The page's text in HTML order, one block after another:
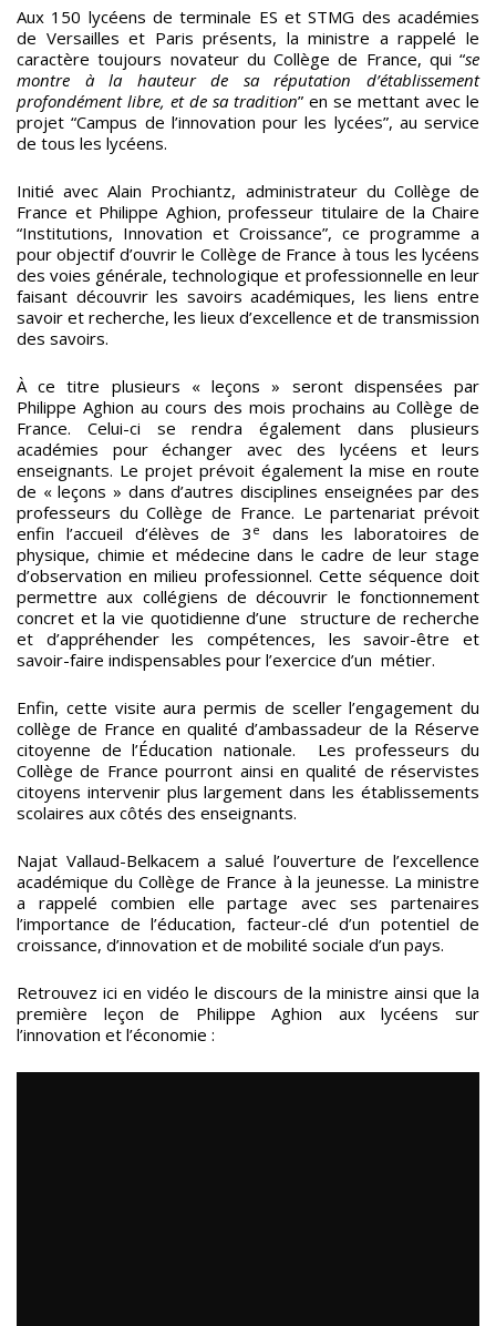
Aux 150 lycéens de terminale ES et STMG des académies
de Versailles et Paris présents, la ministre a rappelé le
caractère toujours novateur du Collège de France, qui “se
montre à la hauteur de sa réputation d’établissement
profondément libre, et de sa tradition” en se mettant avec le
projet “Campus de l’innovation pour les lycées”, au service
de tous les lycéens.
Initié avec Alain Prochiantz, administrateur du Collège de
France et Philippe Aghion, professeur titulaire de la Chaire
“Institutions, Innovation et Croissance”, ce programme a
pour objectif d’ouvrir le Collège de France à tous les lycéens
des voies générale, technologique et professionnelle en leur
faisant découvrir les savoirs académiques, les liens entre
savoir et recherche, les lieux d’excellence et de transmission
des savoirs.
À ce titre plusieurs « leçons » seront dispensées par
Philippe Aghion au cours des mois prochains au Collège de
France. Celui-ci se rendra également dans plusieurs
académies pour échanger avec des lycéens et leurs
enseignants. Le projet prévoit également la mise en route
de « leçons » dans d’autres disciplines enseignées par des
professeurs du Collège de France. Le partenariat prévoit
enfin l’accueil d’élèves de 3 e
dans les laboratoires de
physique, chimie et médecine dans le cadre de leur stage
d’observation en milieu professionnel. Cette séquence doit
permettre aux collégiens de découvrir le fonctionnement
concret et la vie quotidienne d’une structure de recherche
et d’appréhender les compétences, les savoir-être et
savoir-faire indispensables pour l’exercice d’un métier.
Enfin, cette visite aura permis de sceller l’engagement du
collège de France en qualité d’ambassadeur de la Réserve
citoyenne de l’Éducation nationale. Les professeurs du
Collège de France pourront ainsi en qualité de réservistes
citoyens intervenir plus largement dans les établissements
scolaires aux côtés des enseignants.
Najat Vallaud-Belkacem a salué l’ouverture de l’excellence
académique du Collège de France à la jeunesse. La ministre
a rappelé combien elle partage avec ses partenaires
l’importance de l’éducation, facteur-clé d’un potentiel de
croissance, d’innovation et de mobilité sociale d’un pays.
Retrouvez ici en vidéo le discours de la ministre ainsi que la
première leçon de Philippe Aghion aux lycéens sur
l’innovation et l’économie :